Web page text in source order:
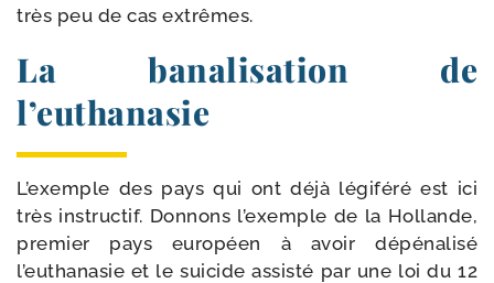
très peu de cas extrêmes.
La banalisation de
l’euthanasie
L’exemple des pays qui ont déjà légi­fé­ré est ici
très ins­truc­tif. Donnons l’exemple de la Hollande,
pre­mier pays euro­péen à avoir dépé­na­li­sé
l’euthanasie et le sui­cide assis­té par une loi du 12